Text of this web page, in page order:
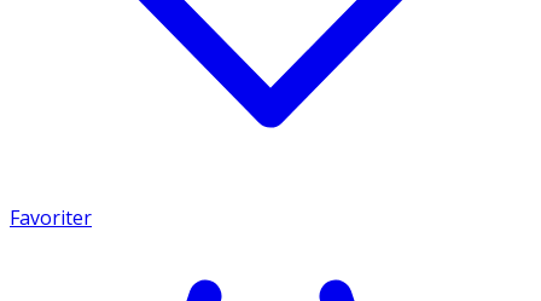
Favoriter